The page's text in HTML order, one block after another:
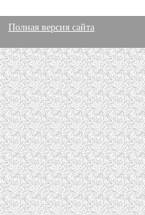
Полная версия сайта